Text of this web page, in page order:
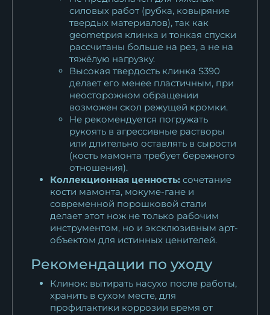
силовых работ (рубка, ковыряние
твердых материалов), так как
geometрия клинка и тонкая спуски
рассчитаны больше на рез, а не на
тяжёлую нагрузку.
Высокая твердость клинка S390
делает его менее пластичным, при
неосторожном обращении
возможен скол режущей кромки.
Не рекомендуется погружать
рукоять в агрессивные растворы
или длительно оставлять в сырости
(кость мамонта требует бережного
отношения).
Коллекционная ценность: сочетание
кости мамонта, мокуме-гане и
современной порошковой стали
делает этот нож не только рабочим
инструментом, но и эксклюзивным арт-
объектом для истинных ценителей.
Рекомендации по уходу
Клинок: вытирать насухо после работы,
хранить в сухом месте, для
профилактики коррозии время от